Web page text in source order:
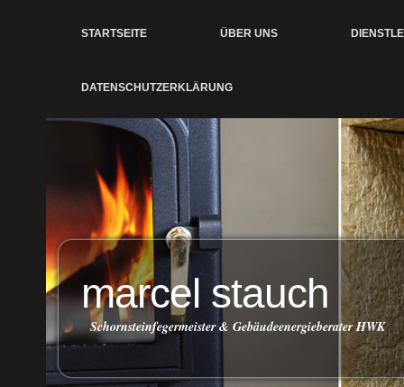
STARTSEITE ÜBER UNS
DATENSCHUTZERKLÄRUNG
marcel stauch
Schornsteinfegermeister & Gebäudeenergieberater HWK